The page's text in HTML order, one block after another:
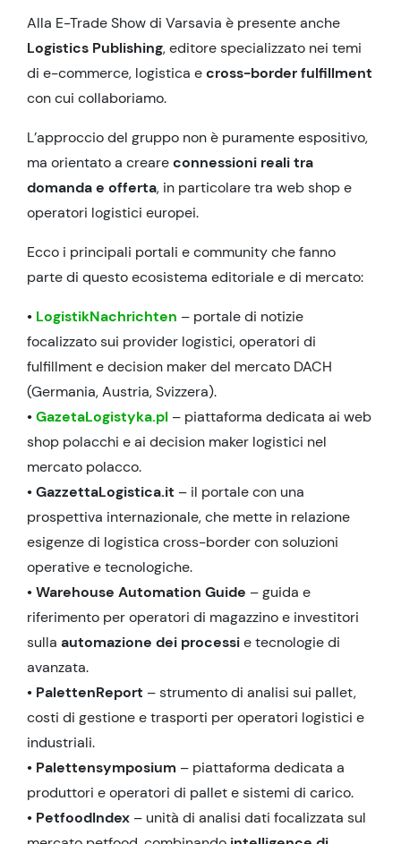
Alla E-Trade Show di Varsavia è presente anche
Logistics Publishing, editore specializzato nei temi
di e-commerce, logistica ecross-border fulfillment
con cui collaboriamo.
L’approccio del gruppo non è puramente espositivo,
ma orientato a creareconnessioni reali tra
domanda e offerta, in particolare tra web shop e
operatori logistici europei.
Ecco i principali portali e community che fanno
parte di questo ecosistema editoriale e di mercato:
• LogistikNachrichten – portale di notizie
focalizzato sui provider logistici, operatori di
fulfillment e decision maker del mercato DACH
(Germania, Austria, Svizzera).
•GazetaLogistyka.pl – piattaforma dedicata ai web
shop polacchi e ai decision maker logistici nel
mercato polacco.
• GazzettaLogistica.it – il portale con una
prospettiva internazionale, che mette in relazione
esigenze di logistica cross-border con soluzioni
operative e tecnologiche.
• Warehouse Automation Guide – guida e
riferimento per operatori di magazzino e investitori
sulla automazione dei processie tecnologie di
avanzata.
• PalettenReport – strumento di analisi sui pallet,
costi di gestione e trasporti per operatori logistici e
industriali.
• Palettensymposium – piattaforma dedicata a
produttori e operatori di pallet e sistemi di carico.
• PetfoodIndex – unità di analisi dati focalizzata sul